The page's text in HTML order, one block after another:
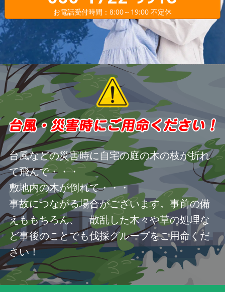
お電話受付時間：8:00～19:00 不定休
台風などの災害時に自宅の庭の木の枝が折れ
て飛んで・・・
敷地内の木が倒れて・・・
事故につながる場合がございます。事前の備
えももちろん、 散乱した木々や草の処理な
ど事後のことでも伐採グループをご用命くだ
さい！